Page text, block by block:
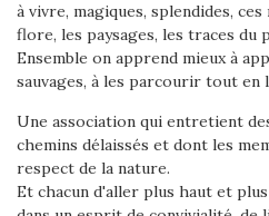
à vivre, magiques, splendides,
flore, les paysages, les traces du
Ensemble on apprend mieux à
sauvages, à les parcourir tout en
Une association qui entretient
chemins délaissés et dont les
respect de la nature.
Et chacun d'aller plus haut et